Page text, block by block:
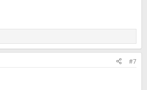
#7